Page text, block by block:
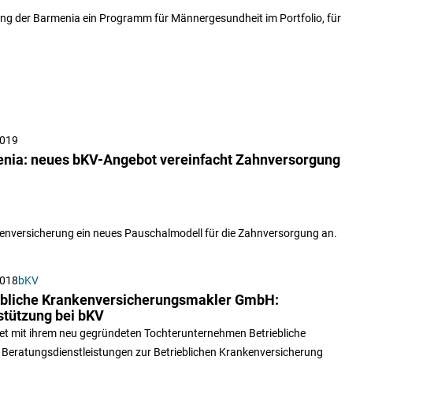
der Barmenia ein Programm für Männergesundheit im Portfolio, für
neues bKV-Angebot vereinfacht Zahnversorgung
ein neues Pauschalmodell für die Zahnversorgung an.
bKV
Krankenversicherungsmakler GmbH:
bei bKV
mit ihrem neu gegründeten Tochterunternehmen Betriebliche
zur Betrieblichen Krankenversicherung